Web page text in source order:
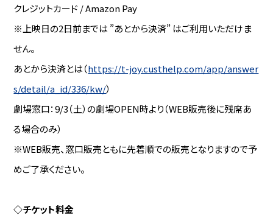
クレジットカード / Amazon Pay
※上映日の2日前までは ”あとから決済” はご利用いただけま
せん。
あとから決済とは（https://t-joy.custhelp.com/app/answer
s/detail/a_id/336/kw/）
劇場窓口：9/3（土）の劇場OPEN時より（WEB販売後に残席あ
る場合のみ）
※WEB販売、窓口販売ともに先着順での販売となりますので予
めご了承ください。
◇チケット料金